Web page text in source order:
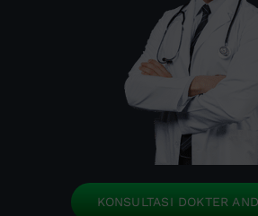
KONSULTASI DOKTER